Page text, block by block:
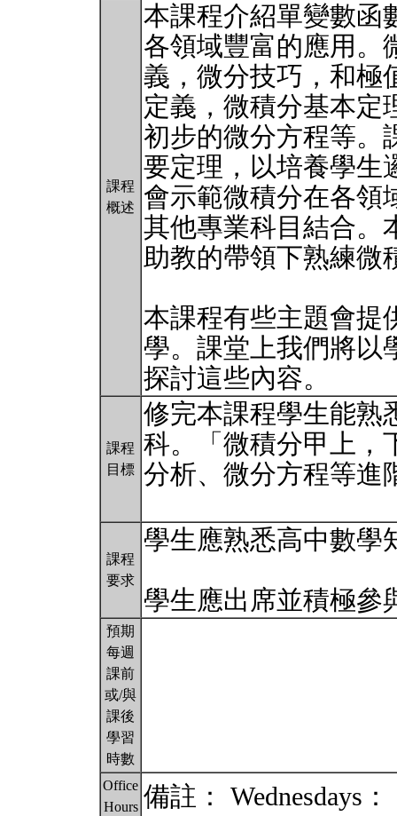
課程
概述
本課程介紹單變數函
各領域豐富的應用。
義，微分技巧，和極
定義，微積分基本定
初步的微分方程等。
要定理，以培養學生
會示範微積分在各領
其他專業科目結合。
助教的帶領下熟練微
本課程有些主題會提
學。課堂上我們將以
探討這些內容。
課程
目標
修完本課程學生能熟
科。「微積分甲上，
分析、微分方程等進
課程
要求
學生應熟悉高中數學
學生應出席並積極
預期
每週
課前
或/與
課後
學習
時數
Office
Hours 備註： Wednesdays